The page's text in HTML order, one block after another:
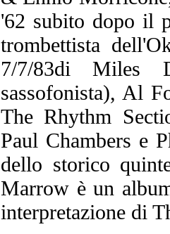
'62 subito dopo il
trombettista
7/7/83di Miles
sassofonista), Al
The Rhythm
Paul Chambers e
dello storico
Marrow è un
interpretazione di